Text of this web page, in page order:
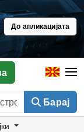
До апликацијата
Барај